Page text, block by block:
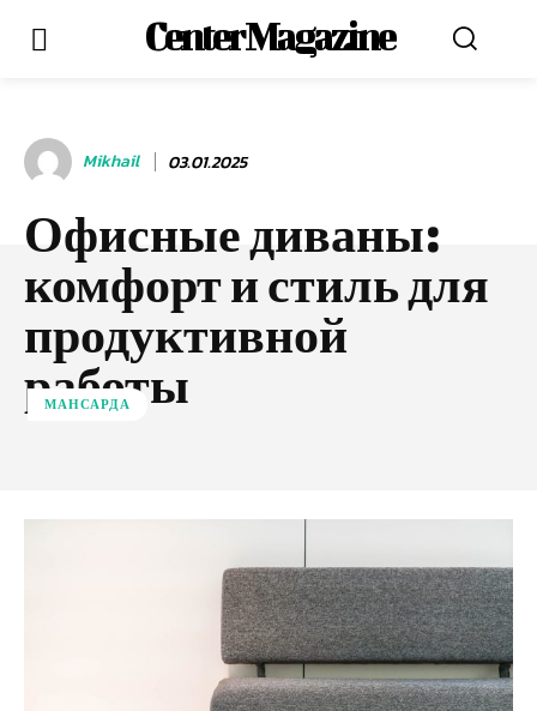
Center Magazine
Mikhail 03.01.2025
Офисные диваны:
комфорт и стиль для
продуктивной
работы
МАНСАРДА